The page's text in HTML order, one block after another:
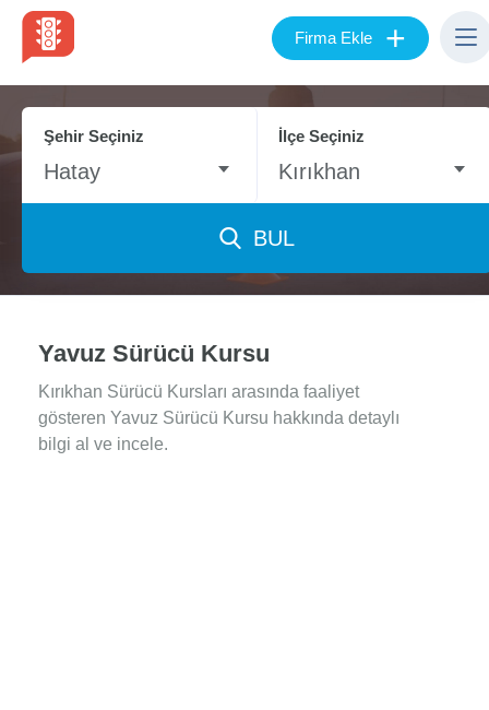
Firma Ekle +
Şehir Seçiniz
Hatay
İlçe Seçiniz
Kırıkhan
BUL
Yavuz Sürücü Kursu
Kırıkhan Sürücü Kursları arasında faaliyet
gösteren Yavuz Sürücü Kursu hakkında detaylı
bilgi al ve incele.